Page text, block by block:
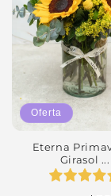
Oferta
Eterna
Girasol ...